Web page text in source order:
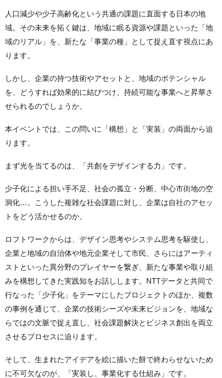
人口減少や少子高齢化という共通の課題に直面する日本の地
域。その未来を拓く鍵は、地域に眠る資源や課題といった「地
域のリアル」を、新たな「事業の種」として捉え直す視点にあ
ります。
しかし、企業の持つ技術やアセットと、地域のポテンシャル
を、どうすれば効果的に結びつけ、持続可能な事業へと昇華さ
せられるのでしょうか。
本イベントでは、この問いに「構想」と「実装」の両面から迫
ります。
まず光を当てるのは、「共創をデザインする力」です。
少子化による担い手不足、社会の孤立・分断、中心市街地の空
洞化…。こうした複雑な社会課題に対し、企業は自社のアセッ
トをどう活かせるのか。
ロフトワークからは、デザイン思考やシステム思考を駆使し、
企業と地域の自治体や地元企業そして市民、さらにはアーティ
ストといった異分野のプレイヤーを繋ぎ、新たな事業や取り組
みを構想してきた実践知をお話しします。NTTデータと共同で
行なった「少子化」をテーマにしたプロジェクトのほか、複数
の事例を通じて、企業の技術シーズや未来ビジョンを、地域な
らではの文脈で捉え直し、社会課題解決とビジネス創出を両立
させるプロセスに迫ります。
そして、生まれたアイデアを絵に描いた餅で終わらせないため
に不可欠なのが、「実装し、事業化する仕組み」です。